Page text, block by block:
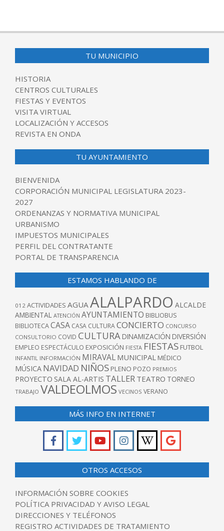
TU MUNICIPIO
HISTORIA
CENTROS CULTURALES
FIESTAS Y EVENTOS
VISITA VIRTUAL
LOCALIZACIÓN Y ACCESOS
REVISTA EN ONDA
TU AYUNTAMIENTO
BIENVENIDA
CORPORACIÓN MUNICIPAL LEGISLATURA 2023-
2027
ORDENANZAS Y NORMATIVA MUNICIPAL
URBANISMO
IMPUESTOS MUNICIPALES
PERFIL DEL CONTRATANTE
PORTAL DE TRANSPARENCIA
ESTAMOS HABLANDO DE
012 ACTIVIDADES AGUAALALPARDO ALCALDE
AMBIENTAL ATENCIÓN AYUNTAMIENTO BIBLIOBUS
BIBLIOTECACASA CASA CULTURACONCIERTO CONCURSO
CONSULTORIO COVID CULTURA DINAMIZACIÓN DIVERSIÓN
EMPLEO ESPECTÁCULO EXPOSICIÓN FIESTA FIESTAS FUTBOL
INFANTIL INFORMACIÓN MIRAVAL MUNICIPAL MÉDICO
MÚSICA NAVIDAD NIÑOS PLENO POZO PREMIOS
PROYECTO SALA AL-ARTIS TALLER TEATRO TORNEO
TRABAJO VALDEOLMOS VECINOS VERANO
MÁS INFO EN INTERNET
OTROS ACCESOS
INFORMACIÓN SOBRE COOKIES
POLÍTICA PRIVACIDAD Y AVISO LEGAL
DIRECCIONES Y TELÉFONOS
REGISTRO ACTIVIDADES DE TRATAMIENTO